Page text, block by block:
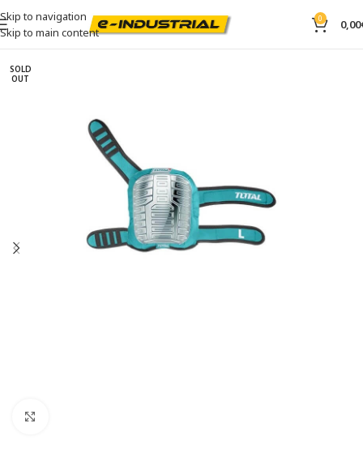
Skip to navigation
Skip to main content
0 0,00
SOLD
OUT